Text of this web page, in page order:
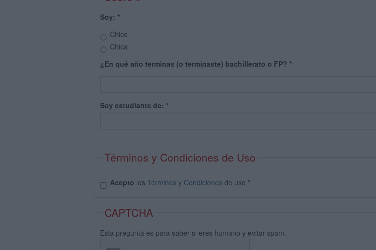
Soy: *
Chico
Chica
¿En qué año terminas (o terminaste) bachillerato o FP? *
Soy estudiante de: *
Términos y Condiciones de Uso
Acepto los Términos y Condiciones de uso *
CAPTCHA
Esta pregunta es para saber si eres humano y evitar spam.